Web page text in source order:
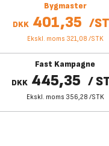
Bygmaster
DKK 401,35 /
Ekskl. moms 321,08 /STK
Fast Kampagne
DKK 445,35 /
Ekskl. moms 356,28 /STK